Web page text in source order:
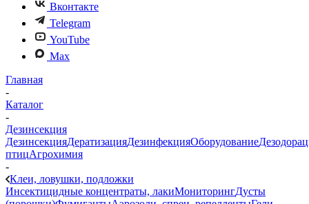
Вконтакте
Telegram
YouTube
Max
Главная
-
Каталог
-
Дезинсекция
ДезинсекцияДератизацияДезинфекцияОборудование
птицАгрохимия
-
Клеи, ловушки, подложки
Инсектицидные концентраты, лакиМониторингДусты